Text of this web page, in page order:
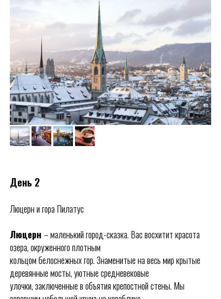
День 2
Люцерн и гора Пилатус
Люцерн – маленький город-сказка. Вас восхитит красота
озера, окруженного плотным
кольцом белоснежных гор. Знаменитые на весь мир крытые
деревянные мосты, уютные средневековые
улочки, заключенные в объятия крепостной стены. Мы